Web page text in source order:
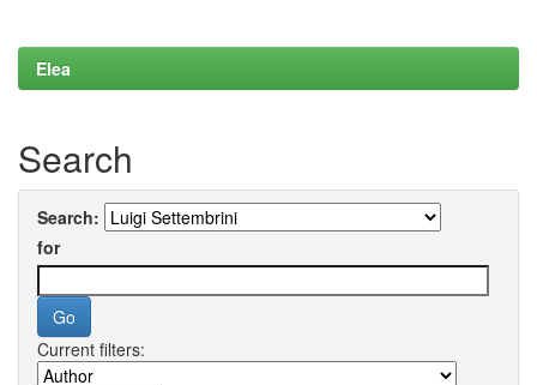
Elea
Search
Search:
for
Current filters: